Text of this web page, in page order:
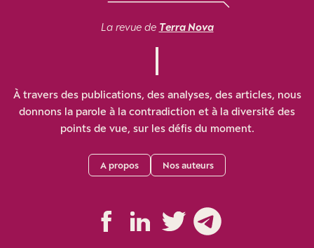
La revue de Terra Nova
À travers des publications, des analyses, des articles, nous
donnons la parole à la contradiction et à la diversité des
points de vue, sur les défis du moment.
A propos Nos auteurs